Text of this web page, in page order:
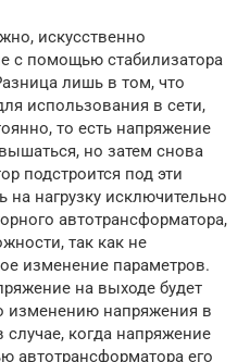
искусственно
с помощью стабилизатора
лишь в том, что
использования в сети,
то есть напряжение
но затем снова
подстроится под эти
на нагрузку исключительно
автотрансформатора,
так как не
изменение параметров.
на выходе будет
изменению напряжения в
случае, когда напряжение
автотрансформатора его